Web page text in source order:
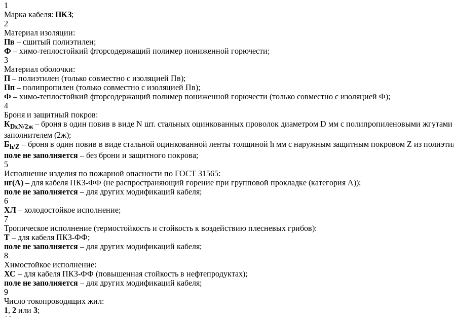
1
Марка кабеля: ПКЗ;
2
Материал изоляции:
Пв – сшитый полиэтилен;
Ф – химо-теплостойкий фторсодержащий полимер пониженной горючести;
3
Материал оболочки:
П – полиэтилен (только совместно с изоляцией Пв);
Пп – полипропилен (только совместно с изоляцией Пв);
Ф – химо-теплостойкий фторсодержащий полимер пониженной горючести (только совместно с изоляцией Ф);
4
Броня и защитный покров:
КDxN/2ж – броня в один повив в виде N шт. стальных оцинкованных проволок диаметром D мм с полипропиленовыми
заполнителем (2ж);
Бh/Z – броня в один повив в виде стальной оцинкованной ленты толщиной h мм с наружным защитным покровом Z из
поле не заполняется – без брони и защитного покрова;
5
Исполнение изделия по пожарной опасности по ГОСТ 31565:
нг(А) – для кабеля ПКЗ-ФФ (не распространяющий горение при групповой прокладке (категория А));
поле не заполняется – для других модификаций кабеля;
6
ХЛ – холодостойкое исполнение;
7
Тропическое исполнение (термостойкость и стойкость к воздействию плесневых грибов):
Т – для кабеля ПКЗ-ФФ;
поле не заполняется – для других модификаций кабеля;
8
Химостойкое исполнение:
ХС – для кабеля ПКЗ-ФФ (повышенная стойкость в нефтепродуктах);
поле не заполняется – для других модификаций кабеля;
9
Число токопроводящих жил:
1, 2 или 3;